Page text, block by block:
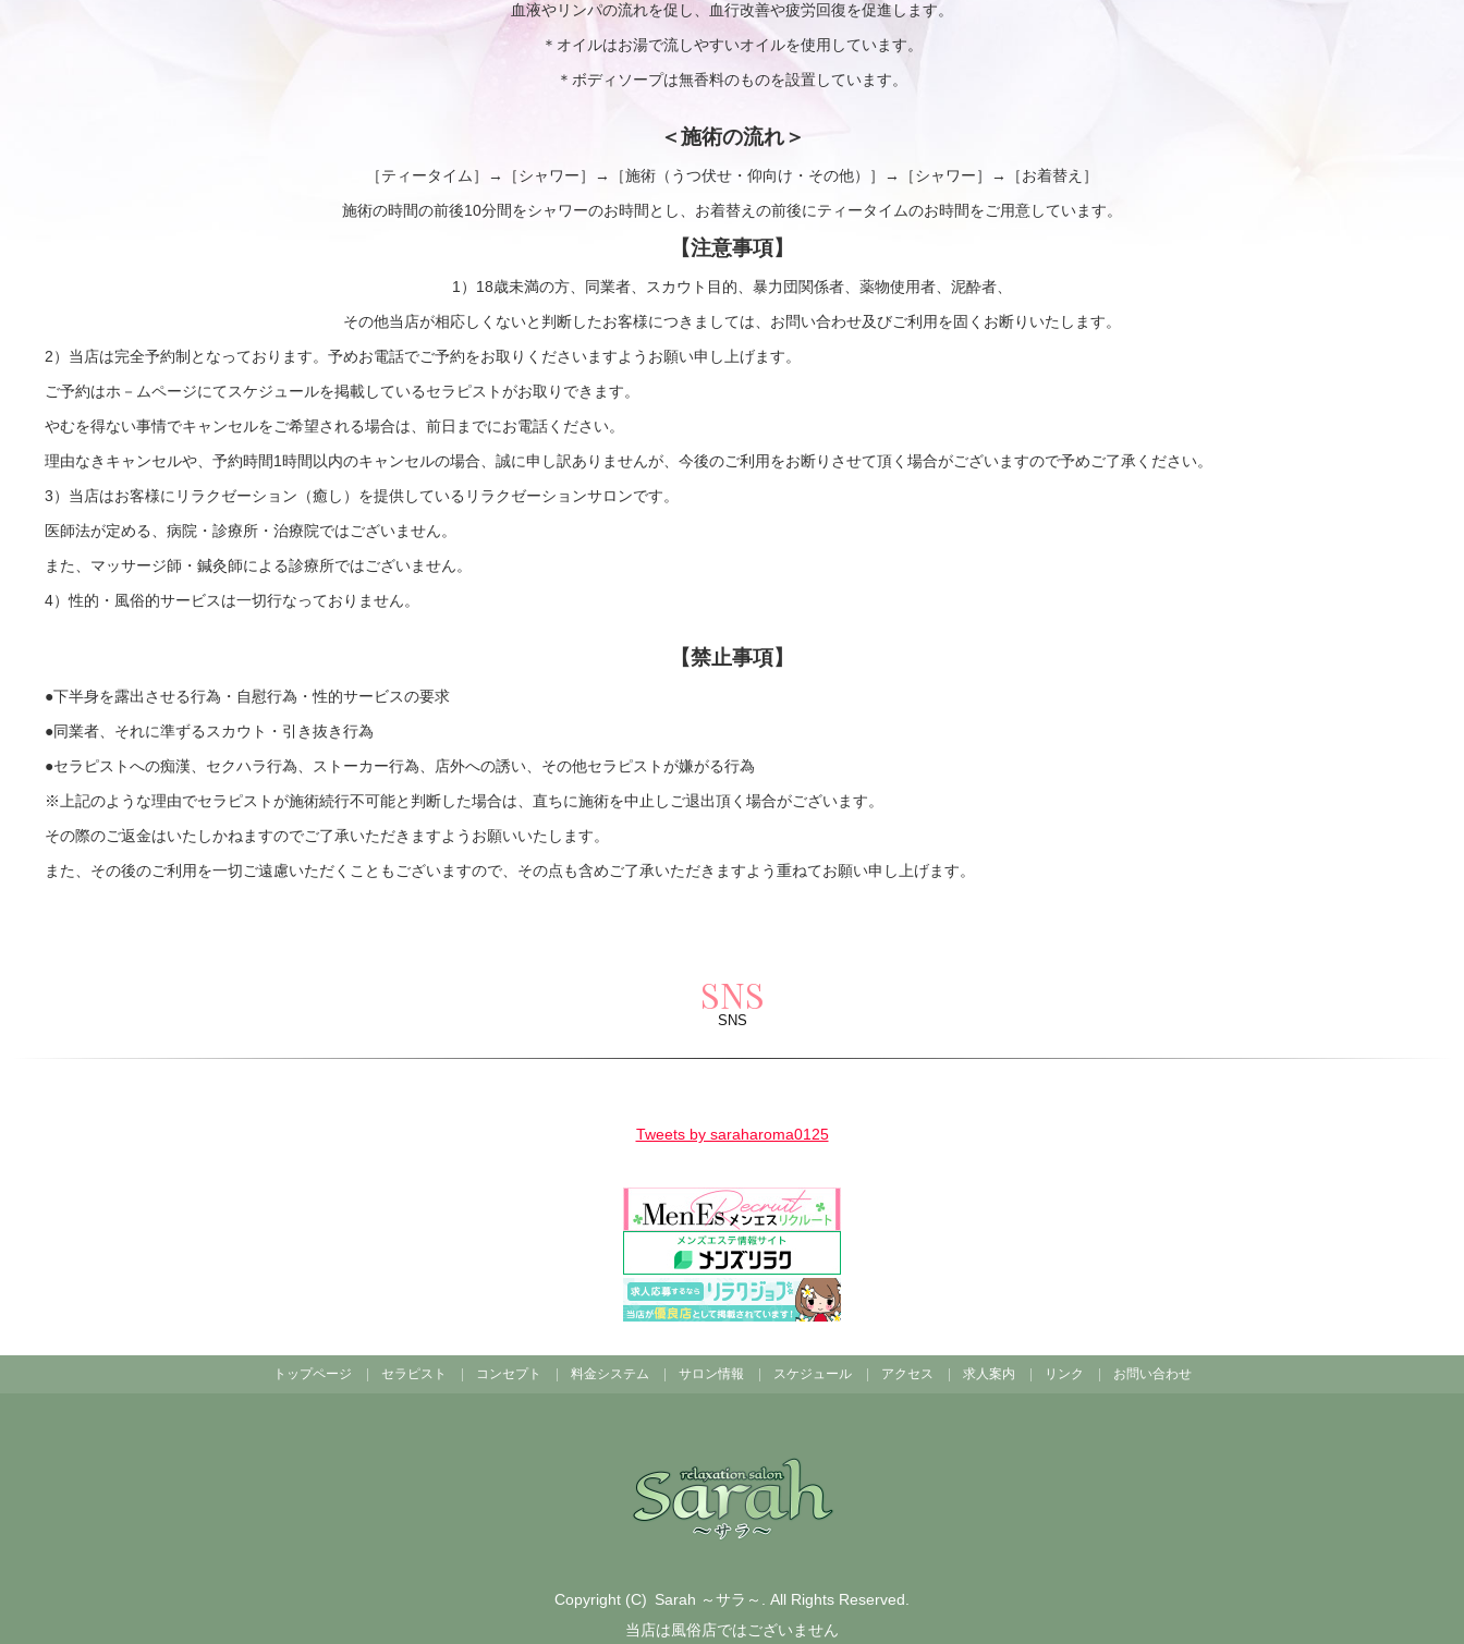
血液やリンパの流れを促し、血行改善や疲労回復を促進します。
＊オイルはお湯で流しやすいオイルを使用しています。
＊ボディソープは無香料のものを設置しています。
＜施術の流れ＞
［ティータイム］→［シャワー］→［施術（うつ伏せ・仰向け・その他）］→［シャワー］→［お着替え］
施術の時間の前後10分間をシャワーのお時間とし、お着替えの前後にティータイムのお時間をご用意しています。
【注意事項】
1）18歳未満の方、同業者、スカウト目的、暴力団関係者、薬物使用者、泥酔者、
その他当店が相応しくないと判断したお客様につきましては、お問い合わせ及びご利用を固くお断りいたします。
2）当店は完全予約制となっております。予めお電話でご予約をお取りくださいますようお願い申し上げます。
ご予約はホ－ムページにてスケジュールを掲載しているセラピストがお取りできます。
やむを得ない事情でキャンセルをご希望される場合は、前日までにお電話ください。
理由なきキャンセルや、予約時間1時間以内のキャンセルの場合、誠に申し訳ありませんが、今後のご利用をお断りさせて頂く場合がございますので予めご了承ください。
3）当店はお客様にリラクゼーション（癒し）を提供しているリラクゼーションサロンです。
医師法が定める、病院・診療所・治療院ではございません。
また、マッサージ師・鍼灸師による診療所ではございません。
4）性的・風俗的サービスは一切行なっておりません。
【禁止事項】
●下半身を露出させる行為・自慰行為・性的サービスの要求
●同業者、それに準ずるスカウト・引き抜き行為
●セラピストへの痴漢、セクハラ行為、ストーカー行為、店外への誘い、その他セラピストが嫌がる行為
※上記のような理由でセラピストが施術続行不可能と判断した場合は、直ちに施術を中止しご退出頂く場合がございます。
その際のご返金はいたしかねますのでご了承いただきますようお願いいたします。
また、その後のご利用を一切ご遠慮いただくこともございますので、その点も含めご了承いただきますよう重ねてお願い申し上げます。
SNS
SNS
Tweets by saraharoma0125
トップページ セラピスト コンセプト 料金システム サロン情報 スケジュール アクセス 求人案内 リンク お問い合わせ
Copyright (C) Sarah ～サラ～ . All Rights Reserved.
当店は風俗店ではございません